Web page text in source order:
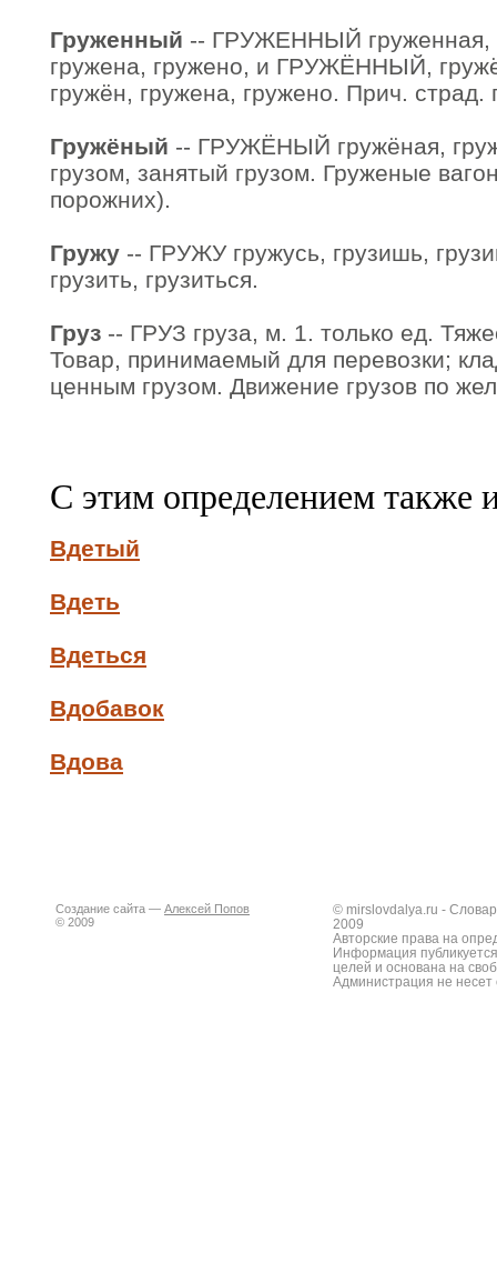
Груженный -- ГРУЖЕННЫЙ груженная,
гружена, гружено, и ГРУЖЁННЫЙ,
гружён, гружена, гружено. Прич. страд.
Гружёный -- ГРУЖЁНЫЙ гружёная,
грузом, занятый грузом. Груженые
порожних).
Гружу -- ГРУЖУ гружусь, грузишь,
грузить, грузиться.
Груз -- ГРУЗ груза, м. 1. только ед.
Товар, принимаемый для перевозки;
ценным грузом. Движение грузов по
С этим определением также
Вдетый
Вдеть
Вдеться
Вдобавок
Вдова
Создание сайта — Алексей Попов
© 2009
© mirslovdalya.ru -
2009
Авторские права на
Информация
целей и основана на
Администрация не несет